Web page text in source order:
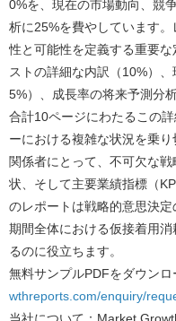
0%を、現在の市場動向、競
析に25%を費やしています
性と可能性を定義する重要
ストの詳細な内訳（10%）
5%）、成長率の将来予測分
合計10ページにわたるこの
ーにおける複雑な状況を乗
関係者にとって、不可欠な
状、そして主要業績指標（
のレポートは戦略的意思決
期間全体における仮接着用
るのに役立ちます。
無料サンプルPDFをダウンロ
wthreports.com/enquiry/
当社について：Market